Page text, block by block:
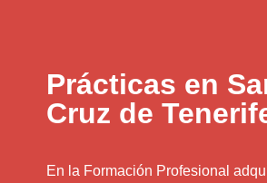
Prácticas en
Cruz de
En la Formación Profesional